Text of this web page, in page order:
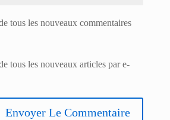
tous les nouveaux commentaires
tous les nouveaux articles par e-